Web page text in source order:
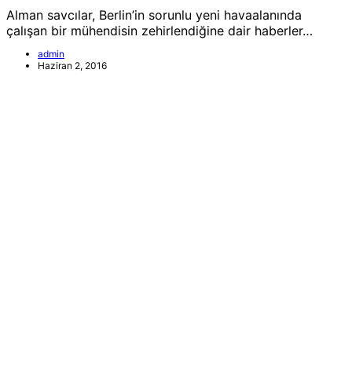
Alman savcılar, Berlin’in sorunlu yeni havaalanında
çalışan bir mühendisin zehirlendiğine dair haberler…
admin
Haziran 2, 2016